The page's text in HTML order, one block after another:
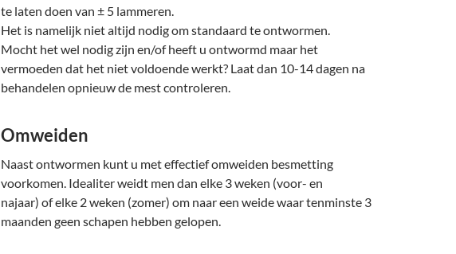
te laten doen van ± 5 lammeren.
Het is namelijk niet altijd nodig om standaard te ontwormen.
Mocht het wel nodig zijn en/of heeft u ontwormd maar het
vermoeden dat het niet voldoende werkt? Laat dan 10-14 dagen na
behandelen opnieuw de mest controleren.
Omweiden
Naast ontwormen kunt u met effectief omweiden besmetting
voorkomen. Idealiter weidt men dan elke 3 weken (voor- en
najaar) of elke 2 weken (zomer) om naar een weide waar tenminste 3
maanden geen schapen hebben gelopen.